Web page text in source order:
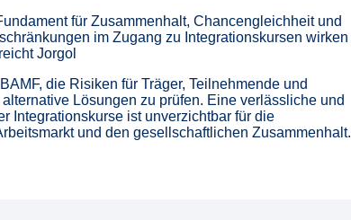
für Zusammenhalt, Chancengleichheit und
im Zugang zu Integrationskursen wirken
Jorgol
die Risiken für Träger, Teilnehmende und
Lösungen zu prüfen. Eine verlässliche und
Integrationskurse ist unverzichtbar für die
und den gesellschaftlichen Zusammenhalt.